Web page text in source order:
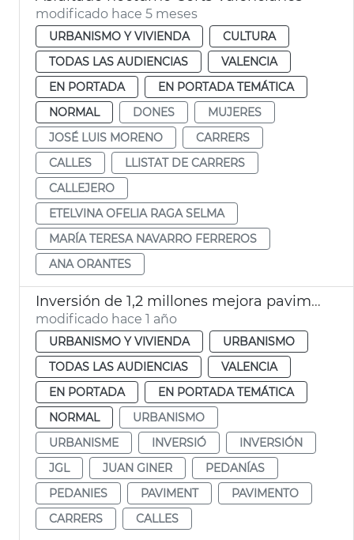
modificado hace 5 meses
URBANISMO Y VIVIENDA
CULTURA
TODAS LAS AUDIENCIAS
VALENCIA
EN PORTADA
EN PORTADA TEMÁTICA
NORMAL
DONES
MUJERES
JOSÉ LUIS MORENO
CARRERS
CALLES
LLISTAT DE CARRERS
CALLEJERO
ETELVINA OFELIA RAGA SELMA
MARÍA TERESA NAVARRO FERREROS
ANA ORANTES
Inversión de 1,2 millones mejora pavimento calles y caminos València y pedanías
modificado hace 1 año
URBANISMO Y VIVIENDA
URBANISMO
TODAS LAS AUDIENCIAS
VALENCIA
EN PORTADA
EN PORTADA TEMÁTICA
NORMAL
URBANISMO
URBANISME
INVERSIÓ
INVERSIÓN
JGL
JUAN GINER
PEDANÍAS
PEDANIES
PAVIMENT
PAVIMENTO
CARRERS
CALLES